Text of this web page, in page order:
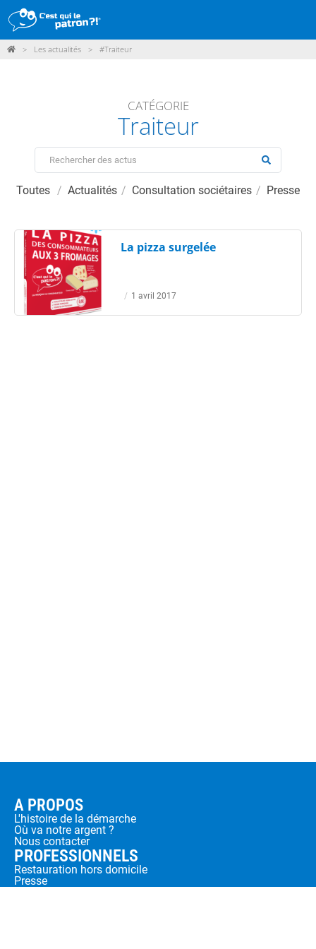
POINTS DE VENTE
PARTICIPER
ACTUALITÉS
> Les actualités > #Traiteur
CATÉGORIE
Traiteur
Toutes Actualités Consultation sociétaires Presse
La pizza surgelée
/ 1 avril 2017
A PROPOS
L'histoire de la démarche
Où va notre argent ?
Nous contacter
PROFESSIONNELS
Restauration hors domicile
Presse